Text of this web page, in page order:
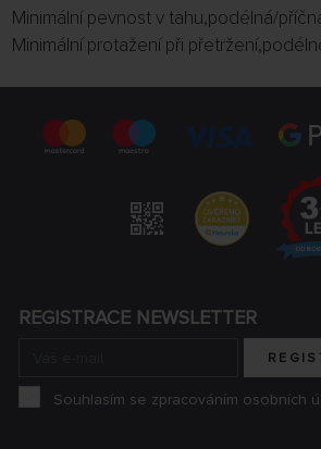
Minimální pevnost v tahu,podélná/
Minimální protažení při
REGISTRACE NEWSLETTER
Souhlasím se zpracováním osobních